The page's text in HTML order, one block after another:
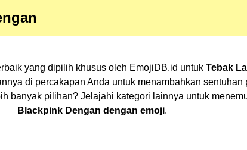
yang dipilih khusus oleh EmojiDB.id untuk Tebak
di percakapan Anda untuk menambahkan
banyak pilihan? Jelajahi kategori lainnya untuk
Blackpink Dengan dengan emoji.